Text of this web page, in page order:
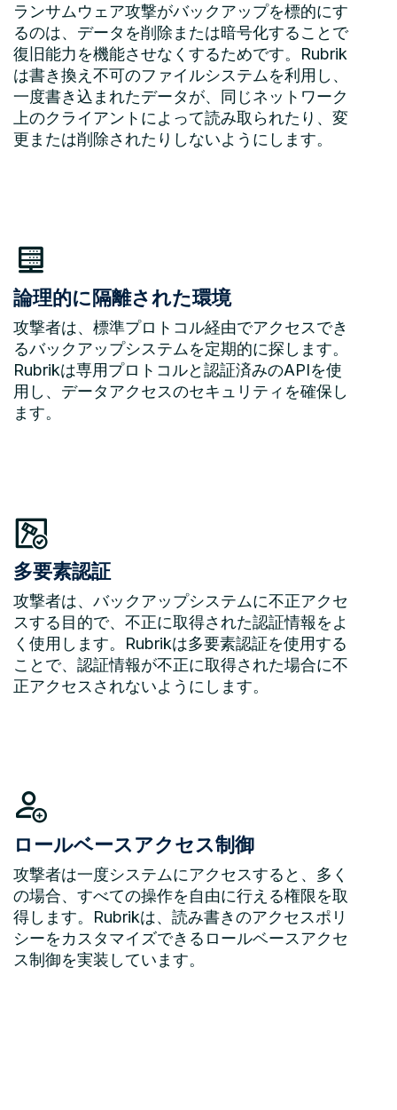
ランサムウェア攻撃がバックアップを標的にす
るのは、データを削除または暗号化することで
復旧能力を機能させなくするためです。Rubrik
は書き換え不可のファイルシステムを利用し、
一度書き込まれたデータが、同じネットワーク
上のクライアントによって読み取られたり、変
更または削除されたりしないようにします。
論理的に隔離された環境
攻撃者は、標準プロトコル経由でアクセスでき
るバックアップシステムを定期的に探します。
Rubrikは専用プロトコルと認証済みのAPIを使
用し、データアクセスのセキュリティを確保し
ます。
多要素認証
攻撃者は、バックアップシステムに不正アクセ
スする目的で、不正に取得された認証情報をよ
く使用します。Rubrikは多要素認証を使用する
ことで、認証情報が不正に取得された場合に不
正アクセスされないようにします。
ロールベースアクセス制御
攻撃者は一度システムにアクセスすると、多く
の場合、すべての操作を自由に行える権限を取
得します。Rubrikは、読み書きのアクセスポリ
シーをカスタマイズできるロールベースアクセ
ス制御を実装しています。